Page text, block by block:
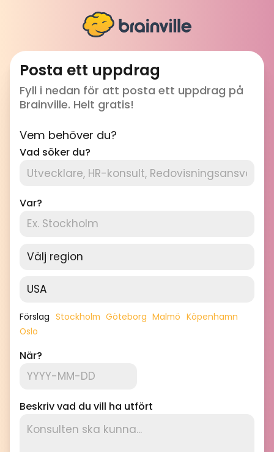
Posta ett uppdrag
Fyll i nedan för att posta ett uppdrag på
Brainville. Helt gratis!
Vem behöver du?
Vad söker du?
Var?
Förslag Stockholm Göteborg Malmö Köpenhamn
Oslo
När?
Beskriv vad du vill ha utfört